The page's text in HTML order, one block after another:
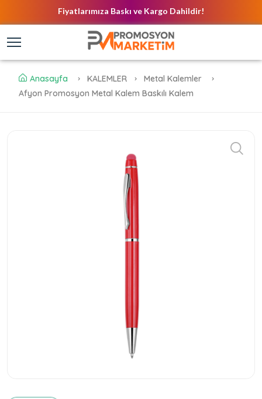
Fiyatlarımıza Baskı ve Kargo Dahildir!
Anasayfa KALEMLER
Metal Kalemler
Afyon Promosyon Metal Kalem Baskılı Kalem